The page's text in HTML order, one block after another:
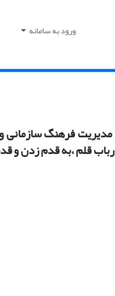
ورود به سامانه
مدیریت فرهنگ
قلم ،به قدم زدن و